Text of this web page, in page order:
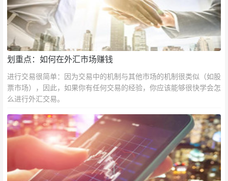
划重点：如何在外汇市场赚钱
进行交易很简单：因为交易中的机制与其他市场的机制很类似（如股
票市场），因此，如果你有任何交易的经验，你应该能够很快学会怎
么进行外汇交易。